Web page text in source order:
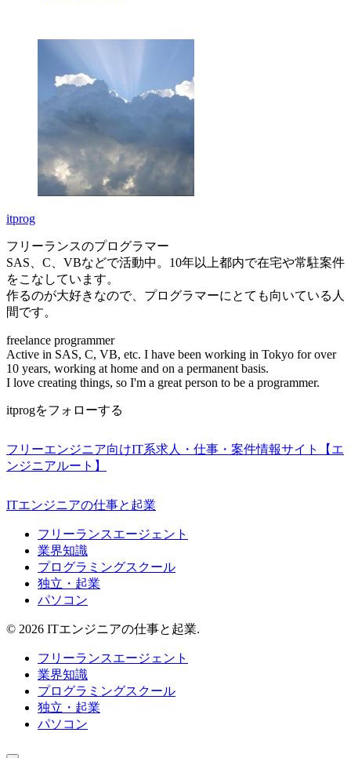
itprog
フリーランスのプログラマー
SAS、C、VBなどで活動中。10年以上都内で在宅や常駐案件
をこなしています。
作るのが大好きなので、プログラマーにとても向いている人
間です。
freelance programmer
Active in SAS, C, VB, etc. I have been working in Tokyo for over
10 years, working at home and on a permanent basis.
I love creating things, so I'm a great person to be a programmer.
itprogをフォローする
フリーエンジニア向けIT系求人・仕事・案件情報サイト【エ
ンジニアルート】
ITエンジニアの仕事と起業
フリーランスエージェント
業界知識
プログラミングスクール
独立・起業
パソコン
© 2026 ITエンジニアの仕事と起業.
フリーランスエージェント
業界知識
プログラミングスクール
独立・起業
パソコン